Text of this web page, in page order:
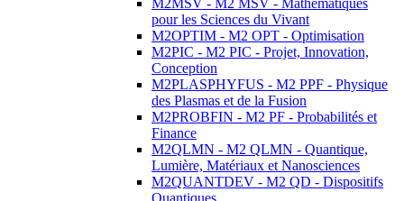
M2MSV - M2 MSV - Mathématiques
pour les Sciences du Vivant
M2OPTIM - M2 OPT - Optimisation
M2PIC - M2 PIC - Projet, Innovation,
Conception
M2PLASPHYFUS - M2 PPF - Physique
des Plasmas et de la Fusion
M2PROBFIN - M2 PF - Probabilités et
Finance
M2QLMN - M2 QLMN - Quantique,
Lumière, Matériaux et Nanosciences
M2QUANTDEV - M2 QD - Dispositifs
Quantiques